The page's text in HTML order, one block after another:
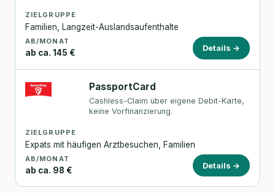
ZIELGRUPPE
Familien, Langzeit-Auslandsaufenthalte
AB/MONAT
ab ca. 145 €
Details →
PassportCard
Cashless-Claim über eigene Debit-Karte,
keine Vorfinanzierung.
ZIELGRUPPE
Expats mit häufigen Arztbesuchen, Familien
AB/MONAT
ab ca. 98 €
Details →